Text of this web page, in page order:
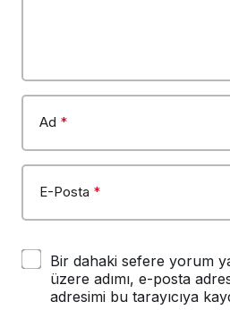
Ad *
E-Posta *
Bir dahaki sefere yorum
üzere adımı, e-posta
adresimi bu tarayıcıya